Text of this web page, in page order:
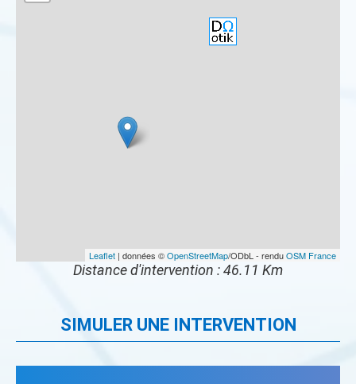
Leaflet | données ©OpenStreetMap/ODbL - renduOSM France
Distance d'intervention : 46.11 Km
SIMULER UNE INTERVENTION